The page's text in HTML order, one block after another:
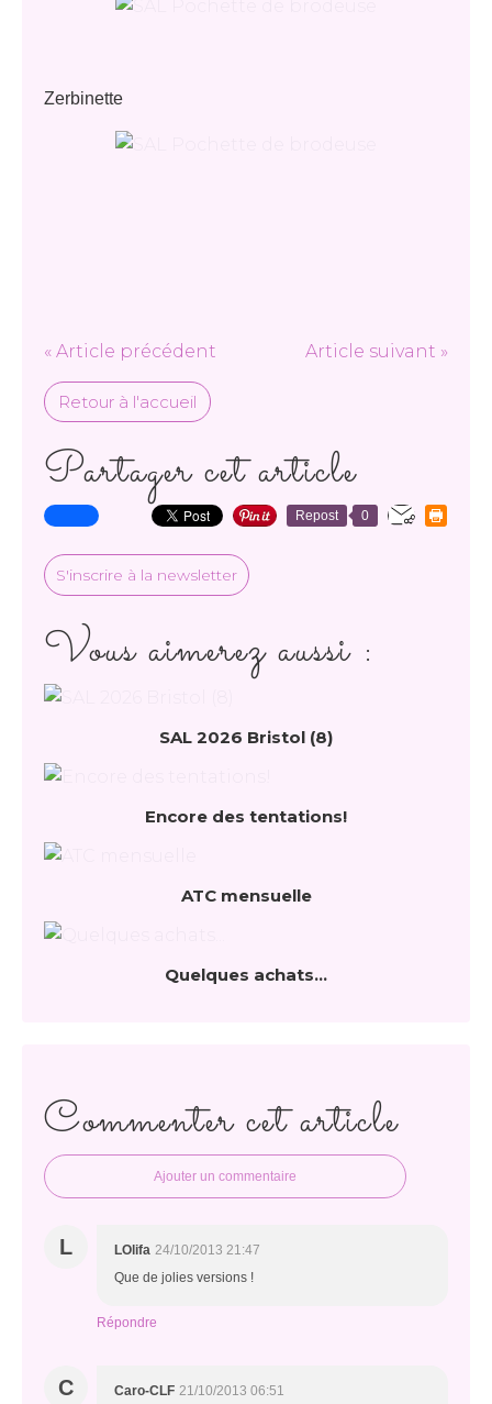
Zerbinette
« Article précédent Article suivant »
Retour à l'accueil
Partager cet article
Repost 0
S'inscrire à la newsletter
Vous aimerez aussi :
SAL 2026 Bristol (8)
Encore des tentations!
ATC mensuelle
Quelques achats...
Commenter cet article
Ajouter un commentaire
L LOlifa 24/10/2013 21:47
Que de jolies versions !
Répondre
C Caro-CLF 21/10/2013 06:51